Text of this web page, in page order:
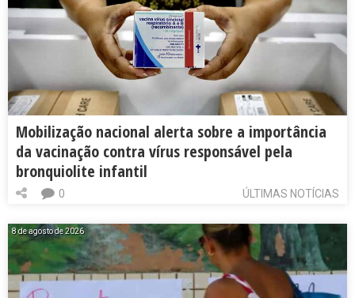
Mobilização nacional alerta sobre a importância
da vacinação contra vírus responsável pela
bronquiolite infantil
ÚLTIMAS NOTÍCIAS
0
8 de agosto de 2026